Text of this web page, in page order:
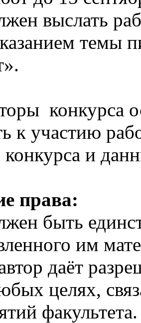
выслать
конкурса
к участию
конкурса и
права:
быть
им
даёт
целях,
факультета.